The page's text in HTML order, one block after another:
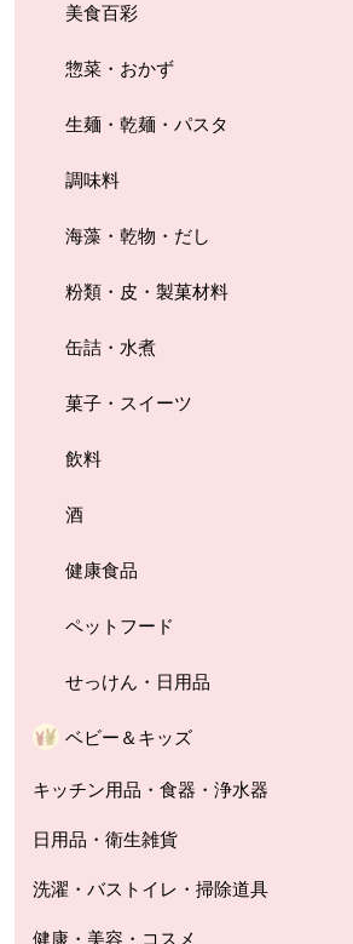
美食百彩
惣菜・おかず
生麺・乾麺・パスタ
調味料
海藻・乾物・だし
粉類・皮・製菓材料
缶詰・水煮
菓子・スイーツ
飲料
酒
健康食品
ペットフード
せっけん・日用品
ベビー＆キッズ
キッチン用品・食器・浄水器
日用品・衛生雑貨
洗濯・バストイレ・掃除道具
健康・美容・コスメ